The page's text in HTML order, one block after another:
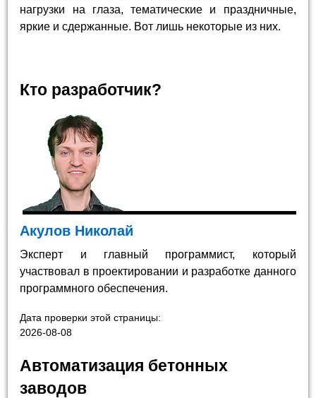
нагрузки на глаза, тематические и праздничные,
яркие и сдержанные. Вот лишь некоторые из них.
Кто разработчик?
Акулов Николай
Эксперт и главный программист, который
участвовал в проектировании и разработке данного
программного обеспечения.
Дата проверки этой страницы:
2026-08-08
Автоматизация бетонных
заводов